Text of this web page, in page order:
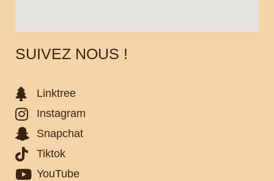
SUIVEZ NOUS !
Linktree
Instagram
Snapchat
Tiktok
YouTube